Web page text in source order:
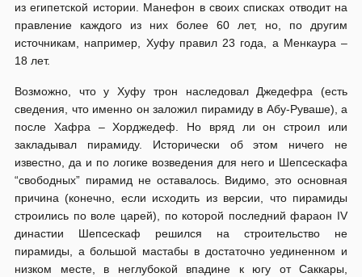
из египетской истории. Манефон в своих списках отводит на
правление каждого из них более 60 лет, но, по другим
источникам, например, Хуфу правил 23 года, а Менкаура –
18 лет.
Возможно, что у Хуфу трон наследовал Джедефра (есть
сведения, что именно он заложил пирамиду в Абу-Руваше), а
после Хафра – Хорджедеф. Но вряд ли он строил или
закладывал пирамиду. Исторически об этом ничего не
известно, да и по логике возведения для него и Шепсескафа
“свободных” пирамид не оставалось. Видимо, это основная
причина (конечно, если исходить из версии, что пирамиды
строились по воле царей), по которой последний фараон IV
династии Шепсескаф решился на строительство не
пирамиды, а большой мастабы в достаточно уединенном и
низком месте, в неглубокой впадине к югу от Саккары,